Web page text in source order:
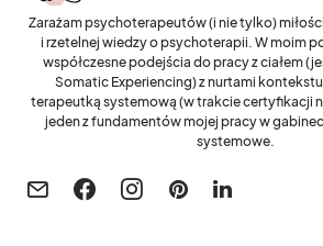
Zarażam psychoterapeutów (i nie tylko)
i rzetelnej wiedzy o psychoterapii. W moim
współczesne podejścia do pracy z ciałem
Somatic Experiencing) z nurtami
terapeutką systemową (w trakcie certyfikacji
jeden z fundamentów mojej pracy w
systemowe.